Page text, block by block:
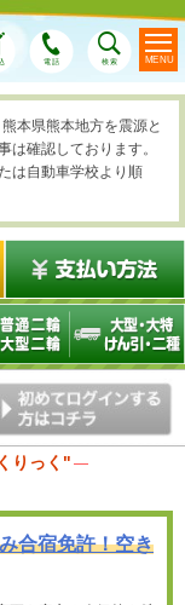
電話 検索
本県熊本地方を震源と
は確認しております。
は自動車学校より順
MENU
りっく"
合宿免許！空き